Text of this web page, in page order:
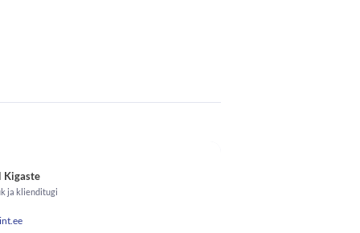
Kigaste
ja klienditugi